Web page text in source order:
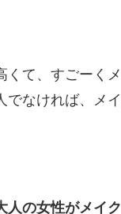
くて、すごーく
でなければ、メ
人の女性がメイ